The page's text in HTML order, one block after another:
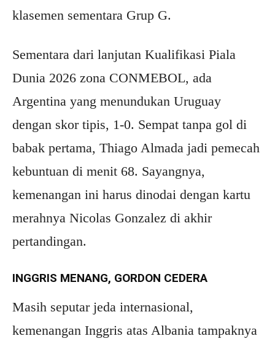
klasemen sementara Grup G.
Sementara dari lanjutan Kualifikasi Piala
Dunia 2026 zona CONMEBOL, ada
Argentina yang menundukan Uruguay
dengan skor tipis, 1-0. Sempat tanpa gol di
babak pertama, Thiago Almada jadi pemecah
kebuntuan di menit 68. Sayangnya,
kemenangan ini harus dinodai dengan kartu
merahnya Nicolas Gonzalez di akhir
pertandingan.
INGGRIS MENANG, GORDON CEDERA
Masih seputar jeda internasional,
kemenangan Inggris atas Albania tampaknya